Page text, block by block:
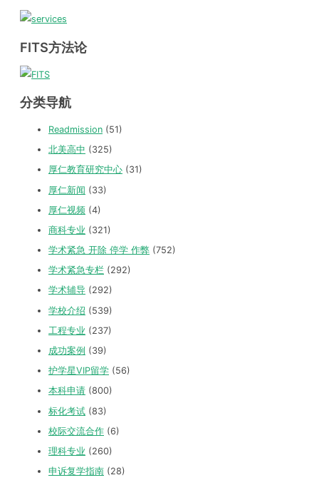
FITS方法论
分类导航
Readmission (51)
北美高中 (325)
厚仁教育研究中心 (31)
厚仁新闻 (33)
厚仁视频 (4)
商科专业 (321)
学术紧急 开除 停学 作弊 (752)
学术紧急专栏 (292)
学术辅导 (292)
学校介绍 (539)
工程专业 (237)
成功案例 (39)
护学星VIP留学 (56)
本科申请 (800)
标化考试 (83)
校际交流合作 (6)
理科专业 (260)
申诉复学指南 (28)